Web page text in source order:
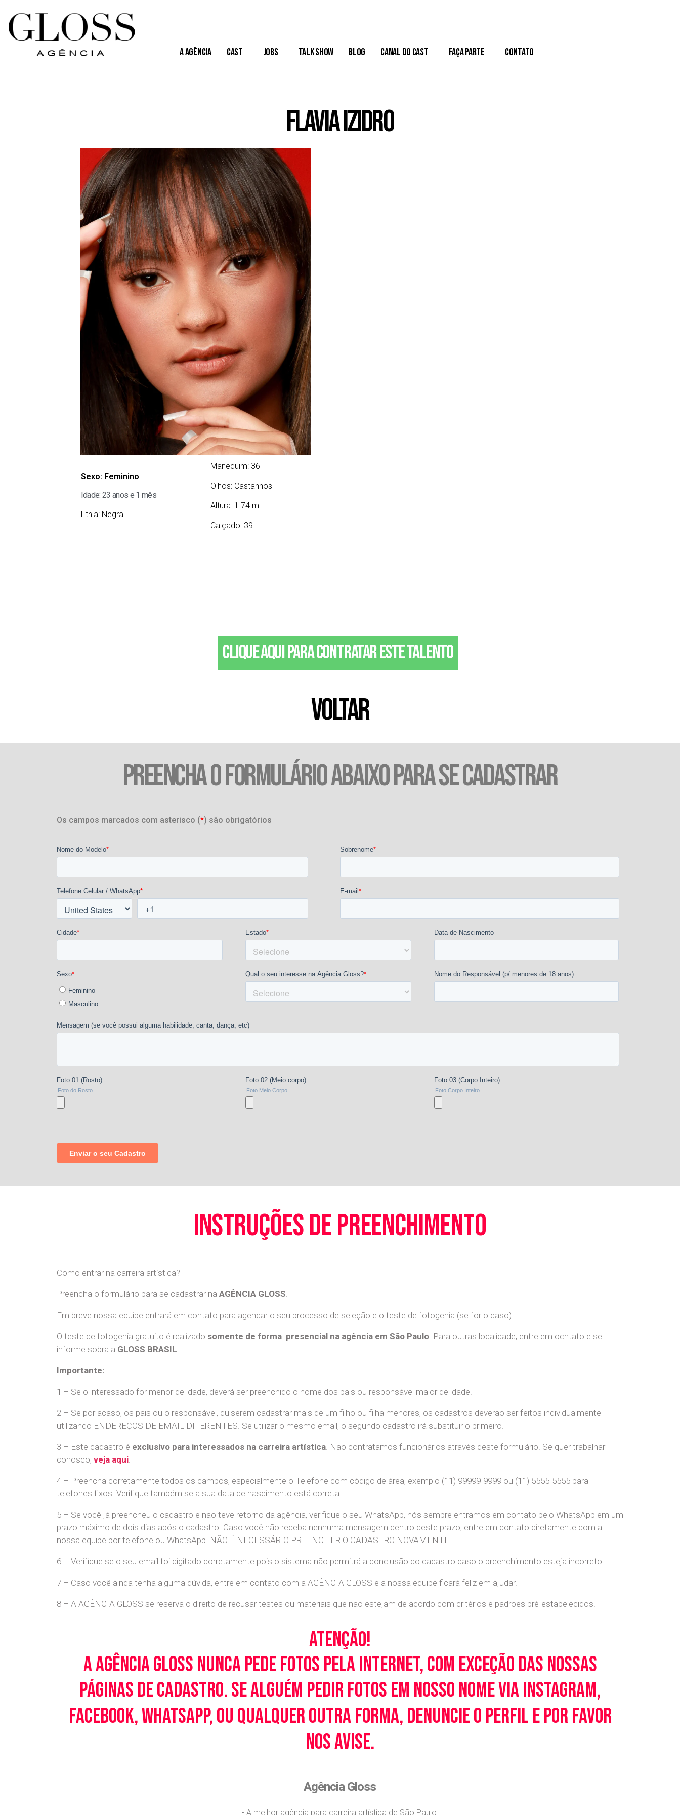
A Agência Cast Jobs Talk Show Blog Canal do Cast Faça Parte Contato
FLAVIA IZIDRO
Sexo: Feminino
Idade: 23 anos e 1 mês
Etnia: Negra
Manequim: 36
Olhos: Castanhos
Altura: 1.74 m
Calçado: 39
Clique aqui para contratar este talento
VOLTAR
PREENCHA O FORMULÁRIO ABAIXO PARA SE CADASTRAR
Os campos marcados com asterisco (*) são obrigatórios
instruções de preenchimento
Como entrar na carreira artística?
Preencha o formulário para se cadastrar na AGÊNCIA GLOSS.
Em breve nossa equipe entrará em contato para agendar o seu processo de seleção e o teste de fotogenia (se for o caso).
O teste de fotogenia gratuito é realizado somente de forma presencial na agência em São Paulo. Para outras localidade, entre em ocntato e se
informe sobra a GLOSS BRASIL.
Importante:
1 – Se o interessado for menor de idade, deverá ser preenchido o nome dos pais ou responsável maior de idade.
2 – Se por acaso, os pais ou o responsável, quiserem cadastrar mais de um filho ou filha menores, os cadastros deverão ser feitos individualmente
utilizando ENDEREÇOS DE EMAIL DIFERENTES. Se utilizar o mesmo email, o segundo cadastro irá substituir o primeiro.
3 – Este cadastro é exclusivo para interessados na carreira artística. Não contratamos funcionários através deste formulário. Se quer trabalhar
conosco, veja aqui.
4 – Preencha corretamente todos os campos, especialmente o Telefone com código de área, exemplo (11) 99999-9999 ou (11) 5555-5555 para
telefones fixos. Verifique também se a sua data de nascimento está correta.
5 – Se você já preencheu o cadastro e não teve retorno da agência, verifique o seu WhatsApp, nós sempre entramos em contato pelo WhatsApp em um
prazo máximo de dois dias após o cadastro. Caso você não receba nenhuma mensagem dentro deste prazo, entre em contato diretamente com a
nossa equipe por telefone ou WhatsApp. NÃO É NECESSÁRIO PREENCHER O CADASTRO NOVAMENTE.
6 – Verifique se o seu email foi digitado corretamente pois o sistema não permitrá a conclusão do cadastro caso o preenchimento esteja incorreto.
7 – Caso você ainda tenha alguma dúvida, entre em contato com a AGÊNCIA GLOSS e a nossa equipe ficará feliz em ajudar.
8 – A AGÊNCIA GLOSS se reserva o direito de recusar testes ou materiais que não estejam de acordo com critérios e padrões pré-estabelecidos.
Atenção!
A Agência Gloss nunca pede fotos pela Internet, com exceção das nossas
páginas de cadastro. Se alguém pedir fotos em nosso nome via Instagram,
Facebook, WhatsApp, ou qualquer outra forma, denuncie o perfil e por favor
nos avise.
Agência Gloss
• A melhor agência para carreira artística de São Paulo.